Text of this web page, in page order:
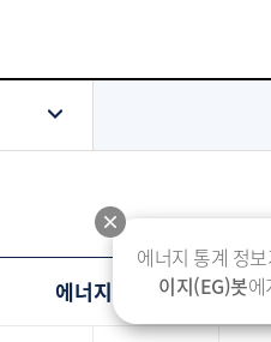
에너지 통계 정
이지(EG)봇
에너지사용현황(천toe)